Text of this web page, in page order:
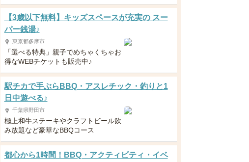
【3歳以下無料】キッズスペースが充実の スー
パー銭湯♪
東京都多摩市
「選べる特典」親子でめちゃくちゃお
得なWEBチケットも販売中♪
駅チカで手ぶらBBQ・アスレチック・釣りと1
日中遊べる♪
千葉県野田市
極上和牛ステーキやクラフトビール飲
み放題など豪華なBBQコース
都心から1時間！BBQ・アクティビティ・イベ